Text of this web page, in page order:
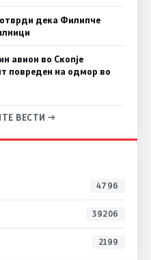
дека Филипче
авион во Скопје
повреден на одмор во
ВЕСТИ →
4796
39206
2199